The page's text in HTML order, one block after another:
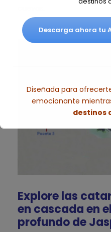
Explore las
en cascada en
profundo de
Descarga ahora tu
Diseñada para
emocionante
destinos
Esto se